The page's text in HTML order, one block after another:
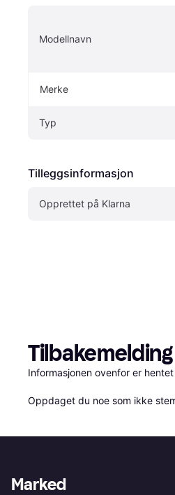
Modellnavn
Merke
Typ
Tilleggsinformasjon
Opprettet på Klarna
Tilbakemelding
Informasjonen ovenfor er
Oppdaget du noe som ikke
Marked